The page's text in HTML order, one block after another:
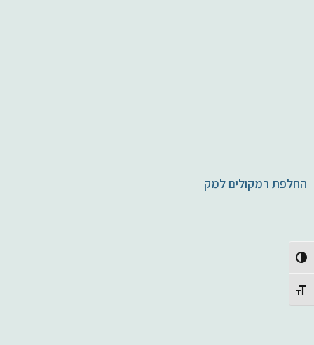
Toggle High Contrast
Toggle Font size
החלפת רמקולים למק